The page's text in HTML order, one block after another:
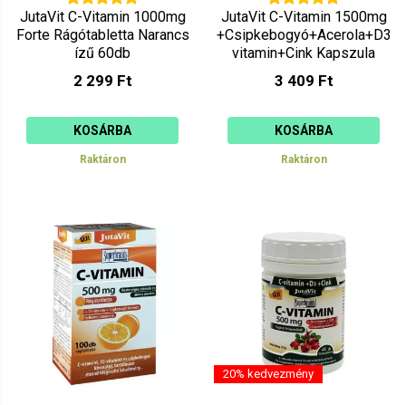
JutaVit C-Vitamin 1000mg
Forte Rágótabletta Narancs
ízű 60db
2 299 Ft
KOSÁRBA
Raktáron
JutaVit C-Vitamin 1500mg
+Csipkebogyó+Acerola+D3
vitamin+Cink Kapszula
3 409 Ft
KOSÁRBA
Raktáron
20% kedvezmény